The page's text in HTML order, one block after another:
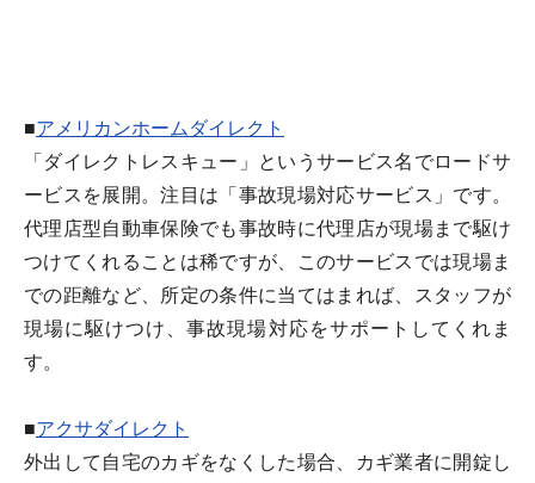
■アメリカンホームダイレクト
「ダイレクトレスキュー」というサービス名でロードサ
ービスを展開。注目は「事故現場対応サービス」です。
代理店型自動車保険でも事故時に代理店が現場まで駆け
つけてくれることは稀ですが、このサービスでは現場ま
での距離など、所定の条件に当てはまれば、スタッフが
現場に駆けつけ、事故現場対応をサポートしてくれま
す。
■アクサダイレクト
外出して自宅のカギをなくした場合、カギ業者に開錠し